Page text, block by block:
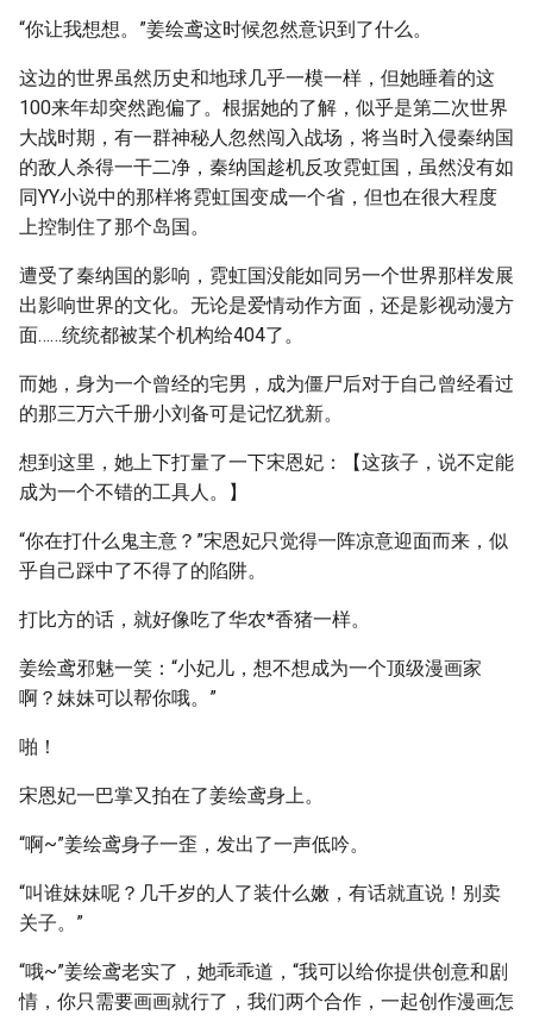
“你让我想想。”姜绘鸢这时候忽然意识到了什么。
这边的世界虽然历史和地球几乎一模一样，但她睡着的这
100来年却突然跑偏了。根据她的了解，似乎是第二次世界
大战时期，有一群神秘人忽然闯入战场，将当时入侵秦纳国
的敌人杀得一干二净，秦纳国趁机反攻霓虹国，虽然没有如
同YY小说中的那样将霓虹国变成一个省，但也在很大程度
上控制住了那个岛国。
遭受了秦纳国的影响，霓虹国没能如同另一个世界那样发展
出影响世界的文化。无论是爱情动作方面，还是影视动漫方
面……统统都被某个机构给404了。
而她，身为一个曾经的宅男，成为僵尸后对于自己曾经看过
的那三万六千册小刘备可是记忆犹新。
想到这里，她上下打量了一下宋恩妃：【这孩子，说不定能
成为一个不错的工具人。】
“你在打什么鬼主意？”宋恩妃只觉得一阵凉意迎面而来，似
乎自己踩中了不得了的陷阱。
打比方的话，就好像吃了华农*香猪一样。
姜绘鸢邪魅一笑：“小妃儿，想不想成为一个顶级漫画家
啊？妹妹可以帮你哦。”
啪！
宋恩妃一巴掌又拍在了姜绘鸢身上。
“啊~”姜绘鸢身子一歪，发出了一声低吟。
“叫谁妹妹呢？几千岁的人了装什么嫩，有话就直说！别卖
关子。”
“哦~”姜绘鸢老实了，她乖乖道，“我可以给你提供创意和剧
情，你只需要画画就行了，我们两个合作，一起创作漫画怎